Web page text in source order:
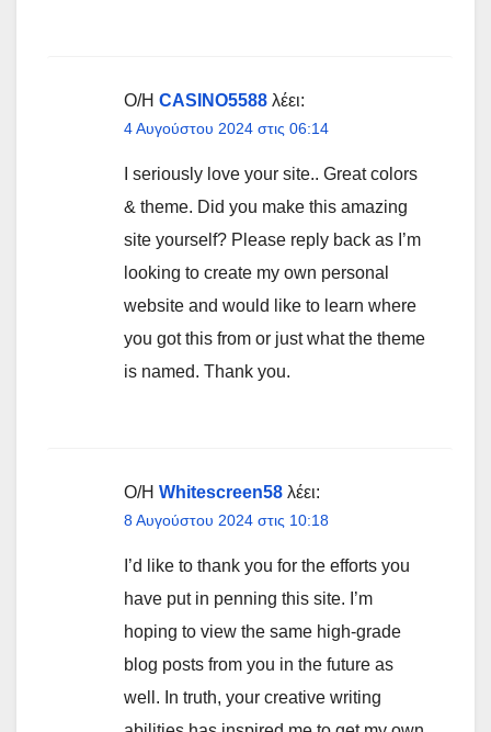
Ο/Η CASINO5588 λέει:
4 Αυγούστου 2024 στις 06:14
I seriously love your site.. Great colors
& theme. Did you make this amazing
site yourself? Please reply back as I’m
looking to create my own personal
website and would like to learn where
you got this from or just what the theme
is named. Thank you.
Ο/Η Whitescreen58 λέει:
8 Αυγούστου 2024 στις 10:18
I’d like to thank you for the efforts you
have put in penning this site. I’m
hoping to view the same high-grade
blog posts from you in the future as
well. In truth, your creative writing